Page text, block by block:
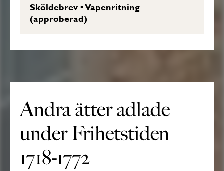
Sköldebrev•Vapenritning
(approberad)
Andra ätter adlade
under Frihetstiden
1718-1772